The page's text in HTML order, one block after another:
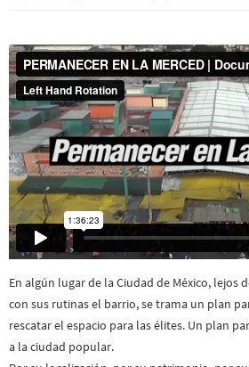
En algún lugar de la Ciudad de México, lejos
con sus rutinas el barrio, se trama un plan
rescatar el espacio para las élites. Un plan
a la ciudad popular.